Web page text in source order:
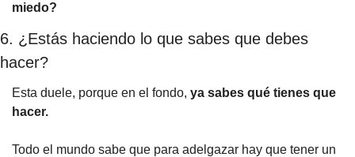
miedo?
6. ¿Estás haciendo lo que sabes que debes
hacer?
Esta duele, porque en el fondo, ya sabes qué tienes que
hacer.
Todo el mundo sabe que para adelgazar hay que tener un